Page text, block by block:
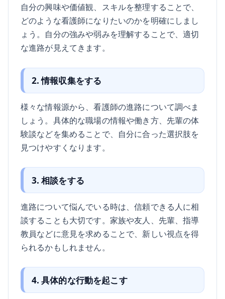
自分の興味や価値観、スキルを整理することで、
どのような看護師になりたいのかを明確にしまし
ょう。自分の強みや弱みを理解することで、適切
な進路が見えてきます。
2. 情報収集をする
様々な情報源から、看護師の進路について調べま
しょう。具体的な職場の情報や働き方、先輩の体
験談などを集めることで、自分に合った選択肢を
見つけやすくなります。
3. 相談をする
進路について悩んでいる時は、信頼できる人に相
談することも大切です。家族や友人、先輩、指導
教員などに意見を求めることで、新しい視点を得
られるかもしれません。
4. 具体的な行動を起こす